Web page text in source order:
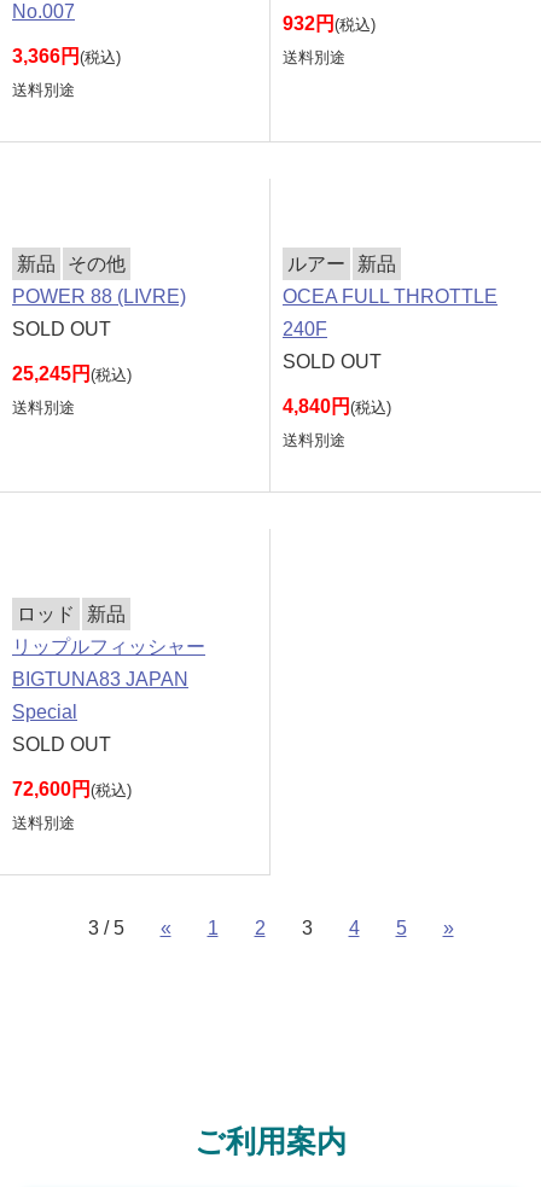
No.007
3,366円 (税込)
送料別途
932円 (税込)
送料別途
新品
その他
POWER 88 (LIVRE)
SOLD OUT
25,245円 (税込)
送料別途
ルアー
新品
OCEA FULL THROTTLE
240F
SOLD OUT
4,840円 (税込)
送料別途
ロッド
新品
リップルフィッシャー
BIGTUNA83 JAPAN
Special
SOLD OUT
72,600円 (税込)
送料別途
3 / 5 « 1 2 3 4 5 »
ご利用案内